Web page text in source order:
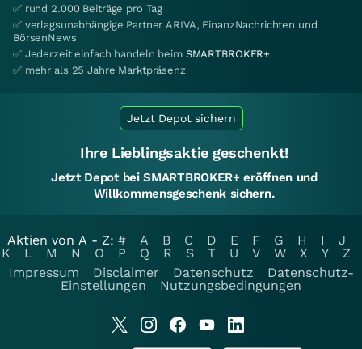
✅ rund 2.000 Beiträge pro Tag
✅ verlagsunabhängige Partner ARIVA, FinanzNachrichten und
BörsenNews
✅ Jederzeit einfach handeln beim SMARTBROKER+
✅ mehr als 25 Jahre Marktpräsenz
Jetzt Depot sichern
Ihre Lieblingsaktie geschenkt!
Jetzt Depot bei SMARTBROKER+ eröffnen und
Willkommensgeschenk sichern.
Aktien von A - Z: # A B C D E F G H I
J
K
L M N O P Q R S T U V W X Y
Z
Impressum
Disclaimer Datenschutz
Datenschutz-
Einstellungen
Nutzungsbedingungen